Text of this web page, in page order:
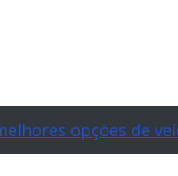
opções de